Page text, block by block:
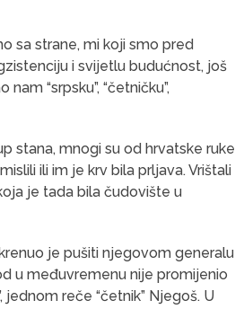
sa strane, mi koji smo pred
i svijetlu budućnost, još
“srpsku”, “četničku”,
stana, mnogi su od hrvatske ruke
ili im je krv bila prljava. Vrištali
je tada bila čudovište u
je pušiti njegovom generalu
u međuvremenu nije promijenio
jednom reče “četnik” Njegoš. U